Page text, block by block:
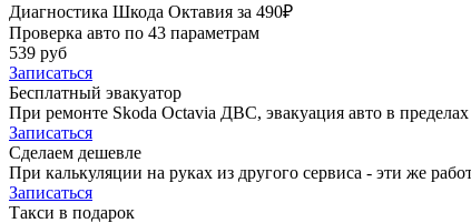
Диагностика Шкода Октавия за 490₽
Проверка авто по 43 параметрам
539 руб
Записаться
Бесплатный эвакуатор
При ремонте Skoda Octavia ДВС, эвакуация авто в
Записаться
Сделаем дешевле
При калькуляции на руках из другого сервиса - эти же
Записаться
Такси в подарок